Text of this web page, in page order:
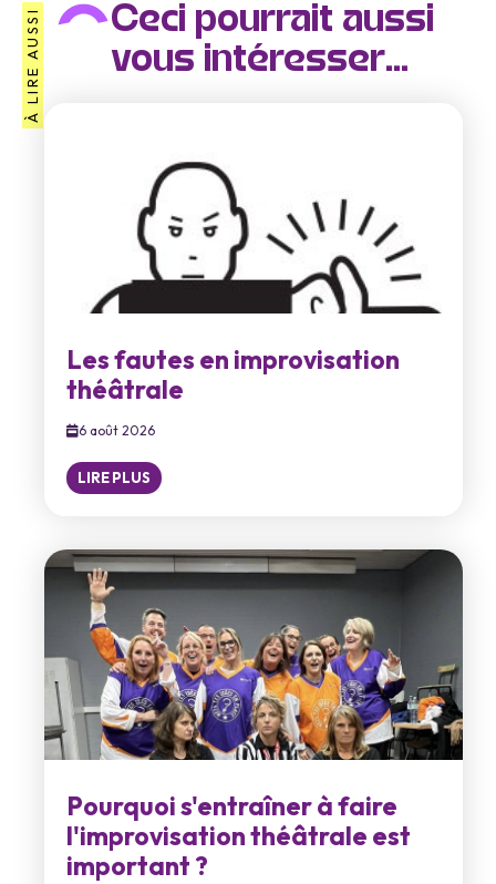
À LIRE AUSSI
Ceci pourrait aussi
vous intéresser...
Les fautes en improvisation
théâtrale
6 août 2026
LIRE PLUS
Pourquoi s'entraîner à faire
l'improvisation théâtrale est
important ?